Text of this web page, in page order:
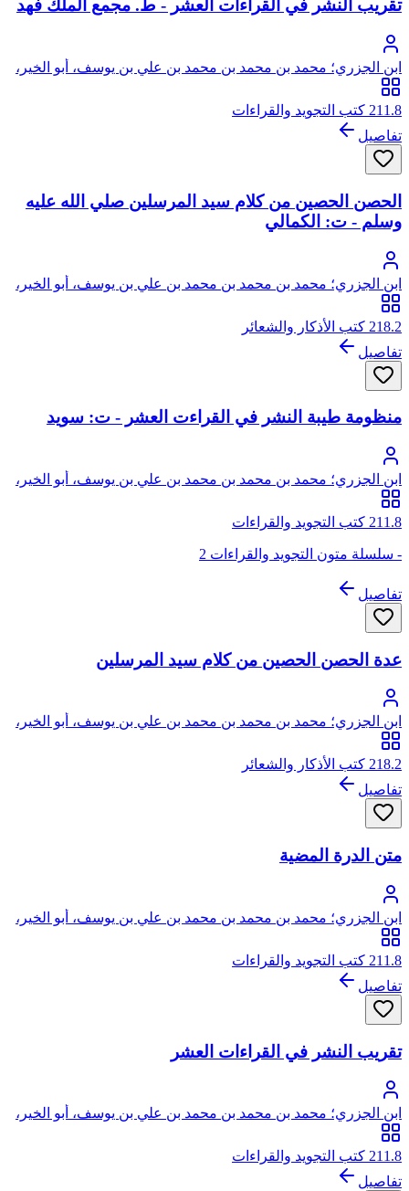
تقريب النشر في القراءات العشر - ط. مجمع الملك فهد
ابن الجزري؛ محمد بن محمد بن محمد بن علي بن يوسف، أبو الخير،
شمس الدين، العمري الدمشقي ثم الشيرازي الشافعي، الشهير بابن
الجزري
211.8 كتب التجويد والقراءات
تفاصيل
الحصن الحصين من كلام سيد المرسلين صلي الله عليه
وسلم - ت: الكمالي
ابن الجزري؛ محمد بن محمد بن محمد بن علي بن يوسف، أبو الخير،
شمس الدين، العمري الدمشقي ثم الشيرازي الشافعي، الشهير بابن
الجزري
218.2 كتب الأذكار والشعائر
تفاصيل
منظومة طيبة النشر في القراءت العشر - ت: سويد
ابن الجزري؛ محمد بن محمد بن محمد بن علي بن يوسف، أبو الخير،
شمس الدين، العمري الدمشقي ثم الشيرازي الشافعي، الشهير بابن
الجزري
211.8 كتب التجويد والقراءات
- سلسلة متون التجويد والقراءات 2
تفاصيل
عدة الحصن الحصين من كلام سيد المرسلين
ابن الجزري؛ محمد بن محمد بن محمد بن علي بن يوسف، أبو الخير،
شمس الدين، العمري الدمشقي ثم الشيرازي الشافعي، الشهير بابن
الجزري
218.2 كتب الأذكار والشعائر
تفاصيل
متن الدرة المضية
ابن الجزري؛ محمد بن محمد بن محمد بن علي بن يوسف، أبو الخير،
شمس الدين، العمري الدمشقي ثم الشيرازي الشافعي، الشهير بابن
الجزري
211.8 كتب التجويد والقراءات
تفاصيل
تقريب النشر في القراءات العشر
ابن الجزري؛ محمد بن محمد بن محمد بن علي بن يوسف، أبو الخير،
شمس الدين، العمري الدمشقي ثم الشيرازي الشافعي، الشهير بابن
الجزري
211.8 كتب التجويد والقراءات
تفاصيل